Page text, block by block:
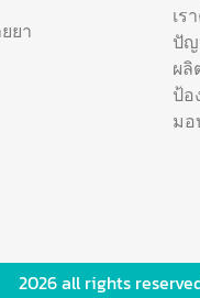
ยา
เร
ปั
ผ
ป้อ
ม
2026 all rights